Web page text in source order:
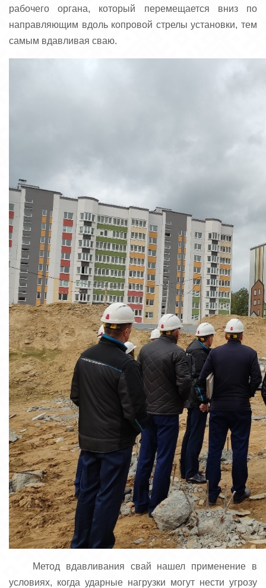
рабочего органа, который перемещается вниз по
направляющим вдоль копровой стрелы установки, тем
самым вдавливая сваю.
Метод вдавливания свай нашел применение в
условиях, когда ударные нагрузки могут нести угрозу